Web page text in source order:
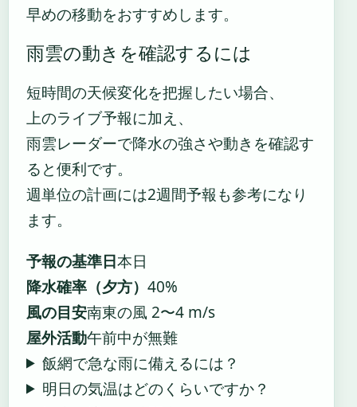
早めの移動をおすすめします。
雨雲の動きを確認するには
短時間の天候変化を把握したい場合、
上のライブ予報に加え、
雨雲レーダーで降水の強さや動きを確認す
ると便利です。
週単位の計画には2週間予報も参考になり
ます。
予報の基準日本日
降水確率（夕方） 40%
風の目安南東の風 2〜4 m/s
屋外活動午前中が無難
飯網で急な雨に備えるには？
明日の気温はどのくらいですか？